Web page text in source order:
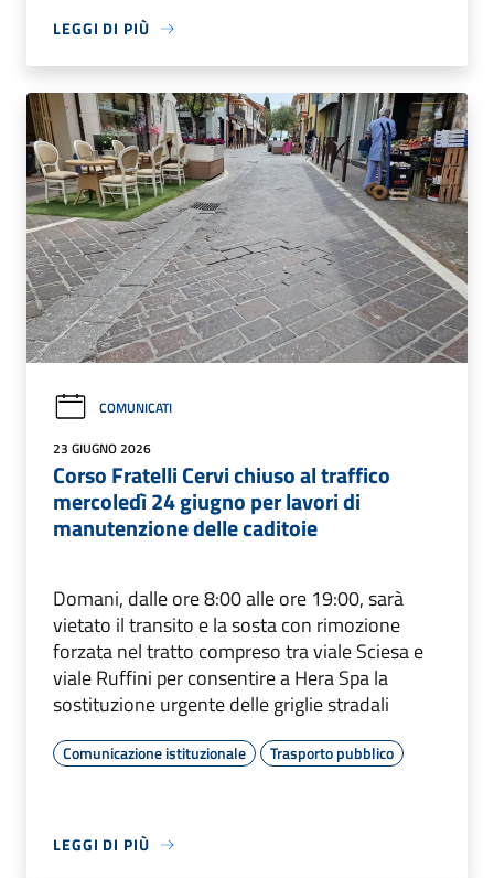
LEGGI DI PIÙ
COMUNICATI
23 GIUGNO 2026
Corso Fratelli Cervi chiuso al traffico
mercoledì 24 giugno per lavori di
manutenzione delle caditoie
Domani, dalle ore 8:00 alle ore 19:00, sarà
vietato il transito e la sosta con rimozione
forzata nel tratto compreso tra viale Sciesa e
viale Ruffini per consentire a Hera Spa la
sostituzione urgente delle griglie stradali
Comunicazione istituzionale Trasporto pubblico
LEGGI DI PIÙ